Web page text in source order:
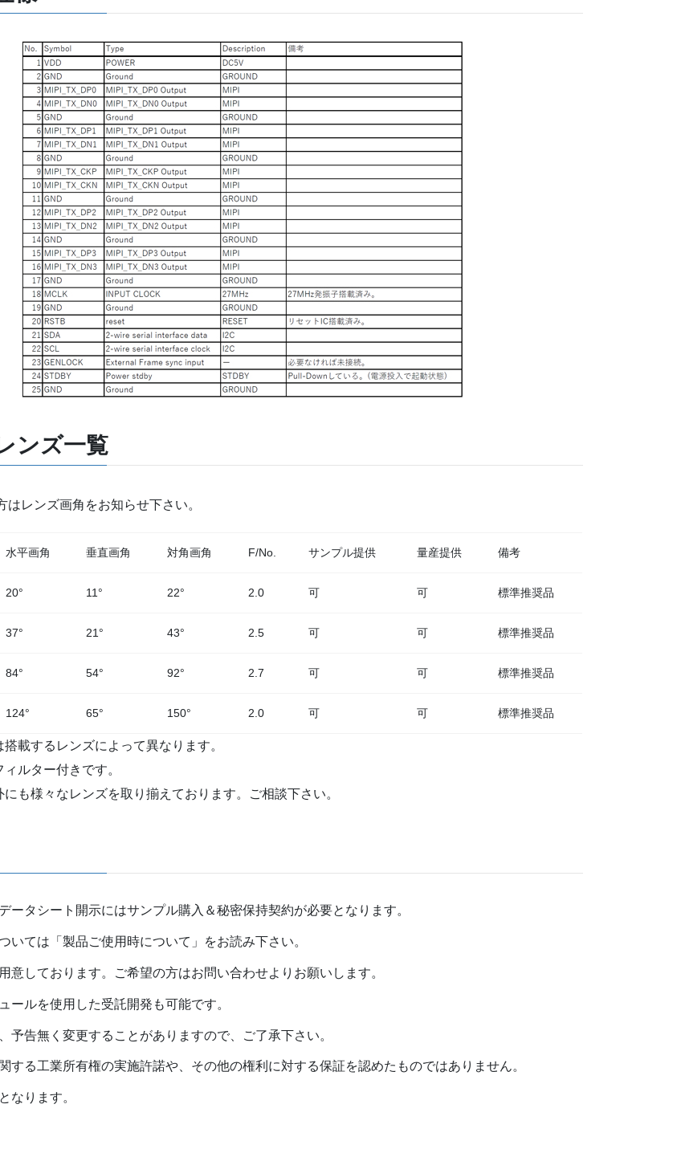
ンズ一覧
はレンズ画角をお知らせ下さい。
水平画角 垂直画角 対角画角 F/No. サンプル提供 量産提供 備考
20° 11° 22° 2.0 可 可 標準推奨品
37° 21° 43° 2.5 可 可 標準推奨品
84° 54° 92° 2.7 可 可 標準推奨品
124° 65° 150° 2.0 可 可 標準推奨品
載するレンズによって異なります。
ルター付きです。
も様々なレンズを取り揃えております。ご相談下さい。
ータシート開示にはサンプル購入＆秘密保持契約が必要となります。
いては「製品ご使用時について」をお読み下さい。
意しております。ご希望の方はお問い合わせよりお願いします。
ールを使用した受託開発も可能です。
予告無く変更することがありますので、ご了承下さい。
する工業所有権の実施許諾や、その他の権利に対する保証を認めたものではありません。
なります。